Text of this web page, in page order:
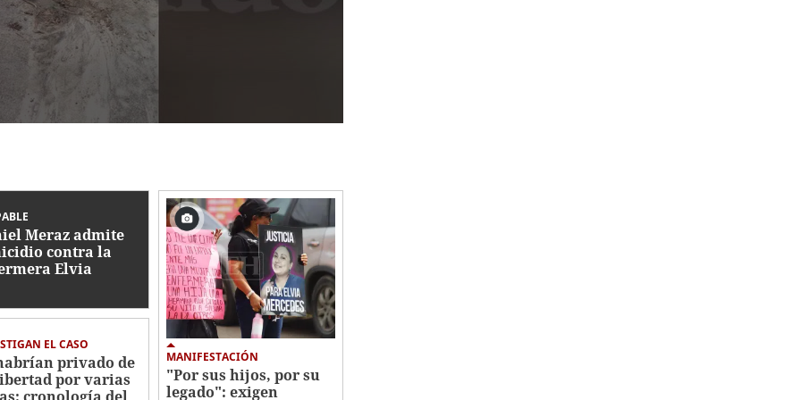
Meraz admite
contra la
Elvia
EL CASO
privado de
por varias
cronología del
MANIFESTACIÓN
"Por sus hijos, por su
legado": exigen